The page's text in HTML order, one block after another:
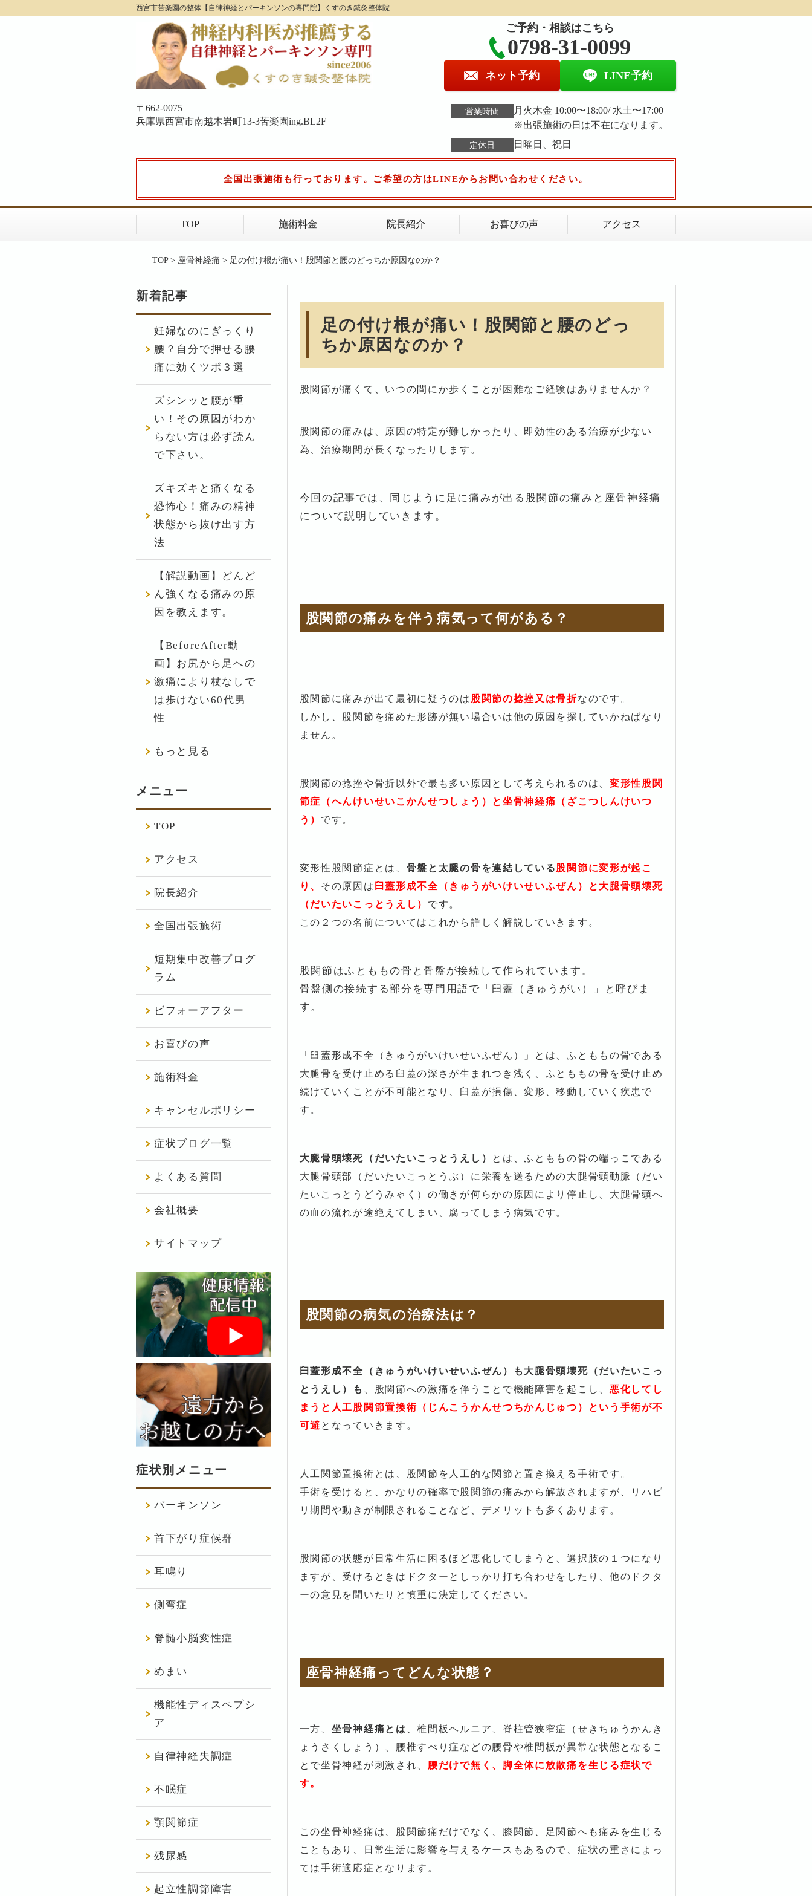
西宮市苦楽園の整体【自律神経とパーキンソンの専門院】くすのき鍼灸整体院
〒662-0075
兵庫県西宮市南越木岩町13-3苦楽園ing.BL2F
ご予約・相談はこちら
0798-31-0099
ネット予約 LINE予約
営業時間
月火木金 10:00〜18:00/ 水土〜17:00
※出張施術の日は不在になります。
定休日 日曜日、祝日
全国出張施術も行っております。ご希望の方はLINEからお問い合わせください。
TOP 施術料金 院長紹介 お喜びの声 アクセス
TOP> 座骨神経痛 > 足の付け根が痛い！股関節と腰のどっちか原因なのか？
足の付け根が痛い！股関節と腰のどっ
ちか原因なのか？
股関節が痛くて、いつの間にか歩くことが困難なご経験はありませんか？
股関節の痛みは、原因の特定が難しかったり、即効性のある治療が少ない
為、治療期間が長くなったりします。
今回の記事では、同じように足に痛みが出る股関節の痛みと座骨神経痛
について説明していきます。
股関節の痛みを伴う病気って何がある？
股関節に痛みが出て最初に疑うのは 股関節の捻挫又は骨折なのです。
しかし、股関節を痛めた形跡が無い場合いは他の原因を探していかねばなり
ません。
股関節の捻挫や骨折以外で最も多い原因として考えられるのは、 変形性股関
節症（へんけいせいこかんせつしょう）と坐骨神経痛（ざこつしんけいつ
う） です。
変形性股関節症とは、 骨盤と太腿の骨を連結している股関節に変形が起こ
り、 その原因は 臼蓋形成不全（きゅうがいけいせいふぜん）と大腿骨頭壊死
（だいたいこっとうえし） です。
この２つの名前についてはこれから詳しく解説していきます。
股関節はふとももの骨と骨盤が接続して作られています。
骨盤側の接続する部分を専門用語で「臼蓋（きゅうがい）」と呼びま
す。
「臼蓋形成不全（きゅうがいけいせいふぜん）」とは、ふとももの骨である
大腿骨を受け止める臼蓋の深さが生まれつき浅く、ふとももの骨を受け止め
続けていくことが不可能となり、臼蓋が損傷、変形、移動していく疾患で
す。
大腿骨頭壊死（だいたいこっとうえし）
とは、ふとももの骨の端っこである
大腿骨頭部（だいたいこっとうぶ）に栄養を送るための大腿骨頭動脈（だい
たいこっとうどうみゃく）の働きが何らかの原因により停止し、大腿骨頭へ
の血の流れが途絶えてしまい、腐ってしまう病気です。
股関節の病気の治療法は？
臼蓋形成不全（きゅうがいけいせいふぜん）も大腿骨頭壊死（だいたいこっ
とうえし）も
、股関節への激痛を伴うことで機能障害を起こし、 悪化してし
まうと人工股関節置換術（じんこうかんせつちかんじゅつ）という手術が不
可避 となっていきます。
人工関節置換術とは、股関節を人工的な関節と置き換える手術です。
手術を受けると、かなりの確率で股関節の痛みから解放されますが、リハビ
リ期間や動きが制限されることなど、デメリットも多くあります。
股関節の状態が日常生活に困るほど悪化してしまうと、選択肢の１つになり
ますが、受けるときはドクターとしっかり打ち合わせをしたり、他のドクタ
ーの意見を聞いたりと慎重に決定してください。
座骨神経痛ってどんな状態？
一方、 坐骨神経痛とは
、椎間板ヘルニア、脊柱管狭窄症（せきちゅうかんき
ょうさくしょう）、腰椎すべり症などの腰骨や椎間板が異常な状態となるこ
とで坐骨神経が刺激され、 腰だけで無く、脚全体に放散痛を生じる症状で
す。
この坐骨神経痛は、股関節痛だけでなく、膝関節、足関節へも痛みを生じる
こともあり、日常生活に影響を与えるケースもあるので、症状の重さによっ
ては手術適応症となります。
新着記事
妊婦なのにぎっくり
腰？自分で押せる腰
痛に効くツボ３選
ズシンッと腰が重
い！その原因がわか
らない方は必ず読ん
で下さい。
ズキズキと痛くなる
恐怖心！痛みの精神
状態から抜け出す方
法
【解説動画】どんど
ん強くなる痛みの原
因を教えます。
【BeforeAfter動
画】お尻から足への
激痛により杖なしで
は歩けない60代男
性
もっと見る
メニュー
TOP
アクセス
院長紹介
全国出張施術
短期集中改善プログ
ラム
ビフォーアフター
お喜びの声
施術料金
キャンセルポリシー
症状ブログ一覧
よくある質問
会社概要
サイトマップ
症状別メニュー
パーキンソン
首下がり症候群
耳鳴り
側弯症
脊髄小脳変性症
めまい
機能性ディスペプシ
ア
自律神経失調症
不眠症
顎関節症
残尿感
起立性調節障害